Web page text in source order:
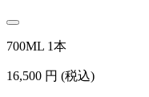
700ML 1本
16,500 円 (税込)